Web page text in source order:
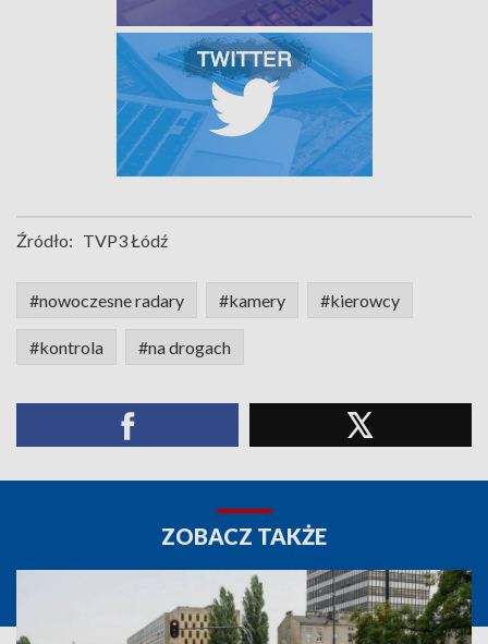
Źródło: TVP3 Łódź
#nowoczesne radary #kamery #kierowcy
#kontrola #na drogach
ZOBACZ TAKŻE